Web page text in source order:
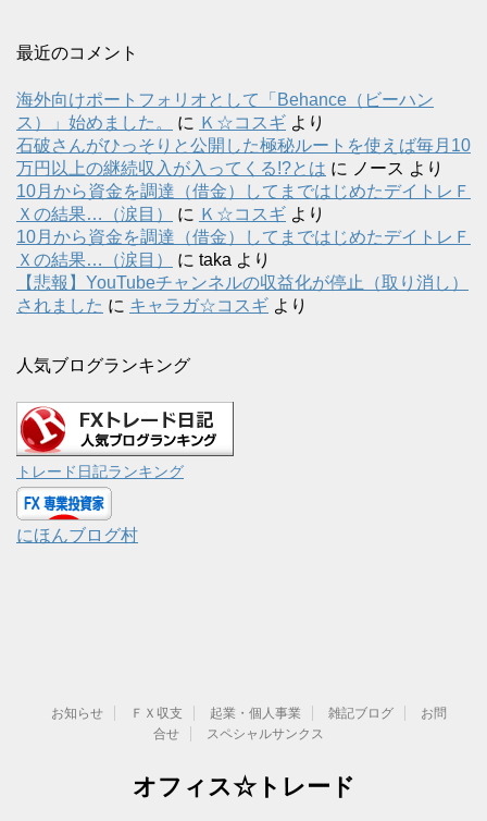
最近のコメント
海外向けポートフォリオとして「Behance（ビーハン
ス）」始めました。
に Ｋ☆コスギ より
石破さんがひっそりと公開した極秘ルートを使えば毎月10
万円以上の継続収入が入ってくる!?とは に ノース より
10月から資金を調達（借金）してまではじめたデイトレＦ
Ｘの結果…（涙目）
に Ｋ☆コスギ より
10月から資金を調達（借金）してまではじめたデイトレＦ
Ｘの結果…（涙目）
に taka より
【悲報】YouTubeチャンネルの収益化が停止（取り消し）
されました に キャラガ☆コスギ より
人気ブログランキング
トレード日記ランキング
にほんブログ村
お知らせ ＦＸ収支 起業・個人事業 雑記ブログ
お問
合せ
スペシャルサンクス
オフィス☆トレード